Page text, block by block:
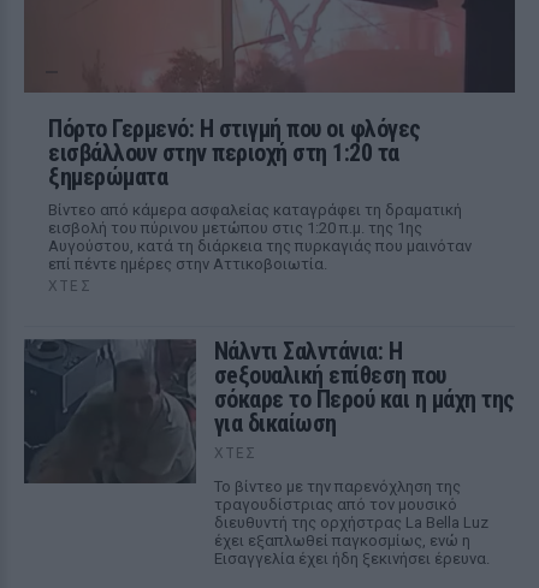
Πόρτο Γερμενό: Η στιγμή που οι φλόγες
εισβάλλουν στην περιοχή στη 1:20 τα
ξημερώματα
Βίντεο από κάμερα ασφαλείας καταγράφει τη δραματική
εισβολή του πύρινου μετώπου στις 1:20 π.μ. της 1ης
Αυγούστου, κατά τη διάρκεια της πυρκαγιάς που μαινόταν
επί πέντε ημέρες στην Αττικοβοιωτία.
ΧΤΕΣ
Νάλντι Σαλντάνια: Η
σeξουαλική επίθεση που
σόκαρε το Περού και η μάχη της
για δικαίωση
ΧΤΕΣ
Το βίντεο με την παρενόχληση της
τραγουδίστριας από τον μουσικό
διευθυντή της ορχήστρας La Bella Luz
έχει εξαπλωθεί παγκοσμίως, ενώ η
Εισαγγελία έχει ήδη ξεκινήσει έρευνα.